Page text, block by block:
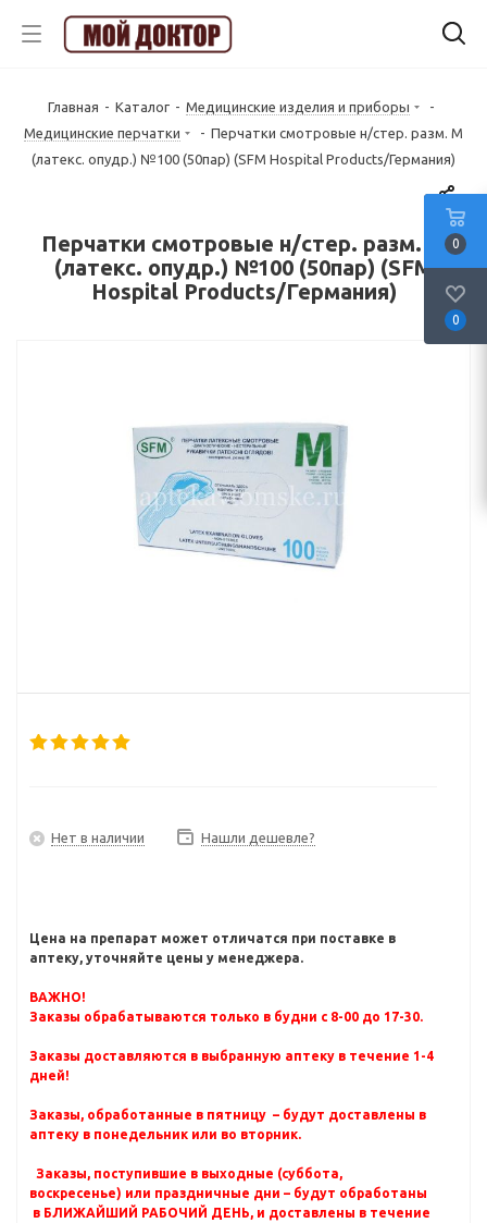
Главная - Каталог - Медицинские изделия и приборы
-
Медицинские перчатки
- Перчатки смотровые н/стер. разм. M
(латекс. опудр.) №100 (50пар) (SFM Hospital Products/Германия)
Перчатки смотровые н/стер. разм. M
(латекс. опудр.) №100 (50пар) (SFM
Hospital Products/Германия)
Нет в наличии Нашли дешевле?
Цена на препарат может отличатся при поставке в
аптеку, уточняйте цены у менеджера.
ВАЖНО!
Заказы обрабатываются только в будни с 8-00 до 17-30.
Заказы доставляются в выбранную аптеку в течение 1-4
дней!
Заказы, обработанные в пятницу – будут доставлены в
аптеку в понедельник или во вторник.
Заказы, поступившие в выходные (суббота,
воскресенье) или праздничные дни – будут обработаны
в БЛИЖАЙШИЙ РАБОЧИЙ ДЕНЬ, и доставлены в течение
0
0